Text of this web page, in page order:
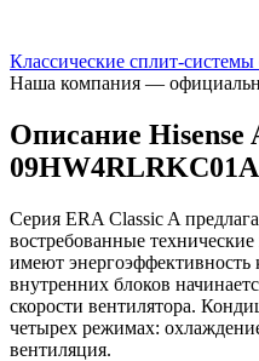
Классические сплит-
Наша компания —
Описание Hisense
Серия ERA Classic A
востребованные
имеют энергоэффективность
внутренних блоков
скорости вентилятора.
четырех режимах:
вентиляция.